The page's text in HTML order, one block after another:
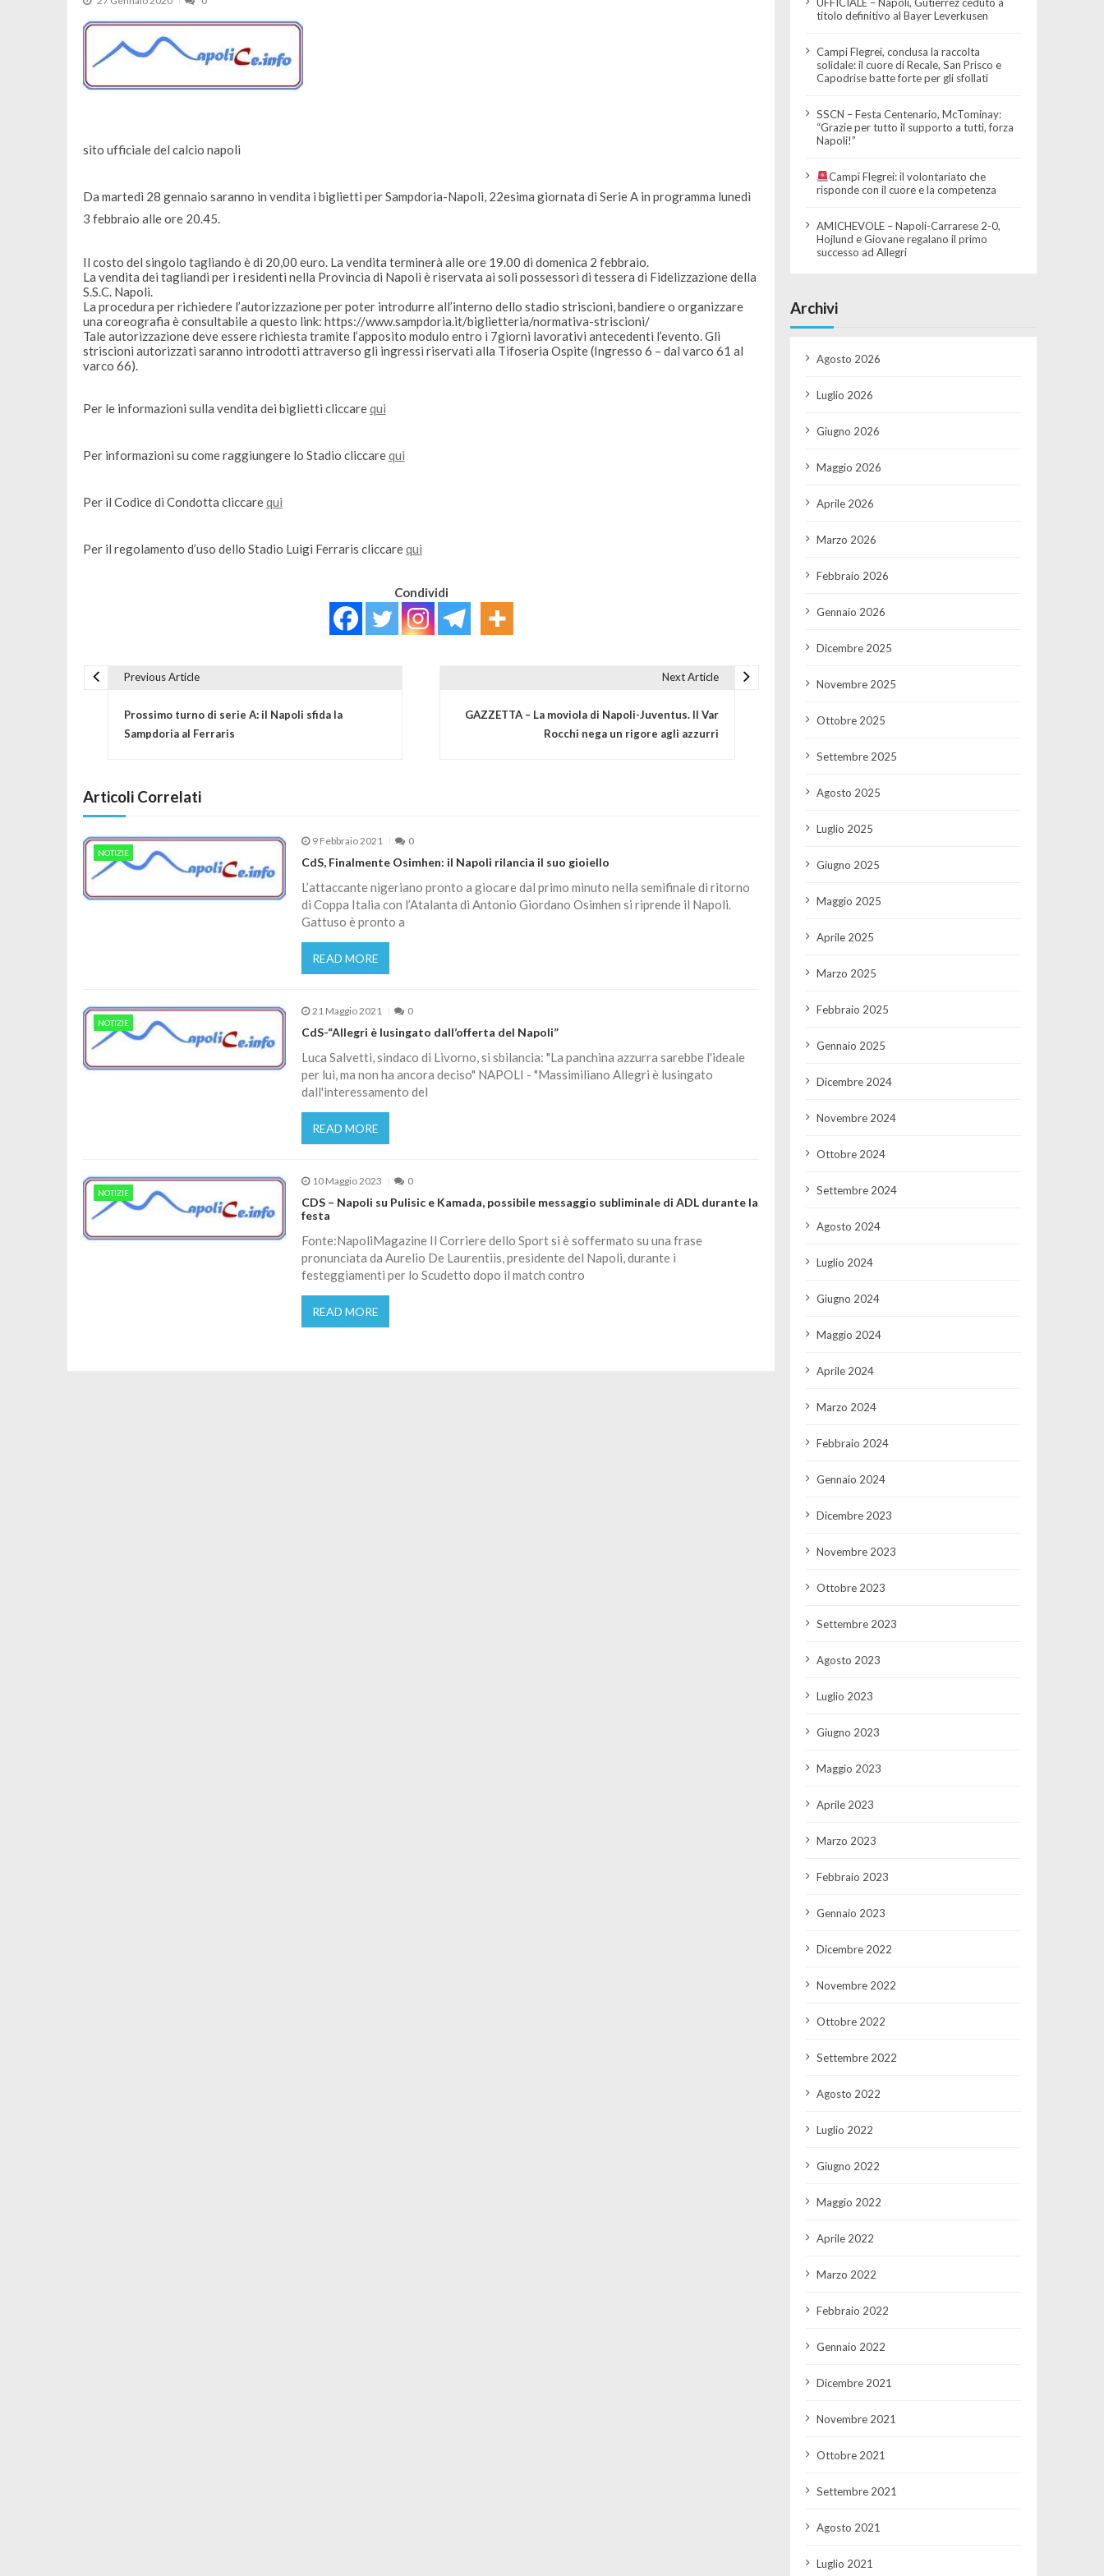
sito ufficiale del calcio napoli
Da martedì 28 gennaio saranno in vendita i biglietti per Sampdoria-Napoli, 22esima giornata di Serie A in programma lunedì
3 febbraio alle ore 20.45.
Il costo del singolo tagliando è di 20,00 euro. La vendita terminerà alle ore 19.00 di domenica 2 febbraio.
La vendita dei tagliandi per i residenti nella Provincia di Napoli è riservata ai soli possessori di tessera di Fidelizzazione della
S.S.C. Napoli.
La procedura per richiedere l’autorizzazione per poter introdurre all’interno dello stadio striscioni, bandiere o organizzare
una coreografia è consultabile a questo link: https://www.sampdoria.it/biglietteria/normativa-striscioni/
Tale autorizzazione deve essere richiesta tramite l’apposito modulo entro i 7giorni lavorativi antecedenti l’evento. Gli
striscioni autorizzati saranno introdotti attraverso gli ingressi riservati alla Tifoseria Ospite (Ingresso 6 – dal varco 61 al
varco 66).
Per le informazioni sulla vendita dei biglietti cliccarequi
Per informazioni su come raggiungere lo Stadio cliccarequi
Per il Codice di Condotta cliccarequi
Per il regolamento d’uso dello Stadio Luigi Ferraris cliccarequi
Condividi
Previous Article
Prossimo turno di serie A: il Napoli sfida la
Sampdoria al Ferraris
Next Article
GAZZETTA – La moviola di Napoli-Juventus. Il Var
Rocchi nega un rigore agli azzurri
Articoli Correlati
NOTIZIE
9 Febbraio 2021 0
CdS, Finalmente Osimhen: il Napoli rilancia il suo gioiello
L’attaccante nigeriano pronto a giocare dal primo minuto nella semifinale di ritorno
di Coppa Italia con l’Atalanta di Antonio Giordano Osimhen si riprende il Napoli.
Gattuso è pronto a
READ MORE
NOTIZIE
21 Maggio 2021 0
CdS-“Allegri è lusingato dall’offerta del Napoli”
Luca Salvetti, sindaco di Livorno, si sbilancia: "La panchina azzurra sarebbe l'ideale
per lui, ma non ha ancora deciso" NAPOLI - "Massimiliano Allegri è lusingato
dall'interessamento del
READ MORE
NOTIZIE
10 Maggio 2023 0
CDS – Napoli su Pulisic e Kamada, possibile messaggio subliminale di ADL durante la
festa
Fonte:NapoliMagazine Il Corriere dello Sport si è soffermato su una frase
pronunciata da Aurelio De Laurentiis, presidente del Napoli, durante i
festeggiamenti per lo Scudetto dopo il match contro
READ MORE
titolo definitivo al Bayer Leverkusen
Campi Flegrei, conclusa la raccolta
solidale: il cuore di Recale, San Prisco e
Capodrise batte forte per gli sfollati
SSCN – Festa Centenario, McTominay:
“Grazie per tutto il supporto a tutti, forza
Napoli!”
Campi Flegrei: il volontariato che
risponde con il cuore e la competenza
AMICHEVOLE – Napoli-Carrarese 2-0,
Hojlund e Giovane regalano il primo
successo ad Allegri
Archivi
Agosto 2026
Luglio 2026
Giugno 2026
Maggio 2026
Aprile 2026
Marzo 2026
Febbraio 2026
Gennaio 2026
Dicembre 2025
Novembre 2025
Ottobre 2025
Settembre 2025
Agosto 2025
Luglio 2025
Giugno 2025
Maggio 2025
Aprile 2025
Marzo 2025
Febbraio 2025
Gennaio 2025
Dicembre 2024
Novembre 2024
Ottobre 2024
Settembre 2024
Agosto 2024
Luglio 2024
Giugno 2024
Maggio 2024
Aprile 2024
Marzo 2024
Febbraio 2024
Gennaio 2024
Dicembre 2023
Novembre 2023
Ottobre 2023
Settembre 2023
Agosto 2023
Luglio 2023
Giugno 2023
Maggio 2023
Aprile 2023
Marzo 2023
Febbraio 2023
Gennaio 2023
Dicembre 2022
Novembre 2022
Ottobre 2022
Settembre 2022
Agosto 2022
Luglio 2022
Giugno 2022
Maggio 2022
Aprile 2022
Marzo 2022
Febbraio 2022
Gennaio 2022
Dicembre 2021
Novembre 2021
Ottobre 2021
Settembre 2021
Agosto 2021
Luglio 2021